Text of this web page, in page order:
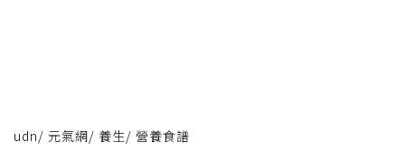
udn/ 元氣網/ 養生/ 營養食譜